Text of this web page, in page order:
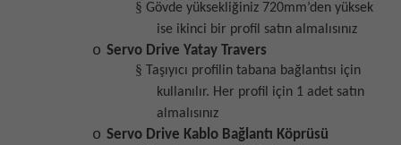
§ Gövde yüksekliğiniz 720mm’den yüksek
ise ikinci bir profil satın almalısınız
o Servo Drive Yatay Travers
§
Taşıyıcı profilin tabana bağlantısı için
kullanılır. Her profil için 1 adet satın
almalısınız
o Servo Drive Kablo Bağlantı Köprüsü